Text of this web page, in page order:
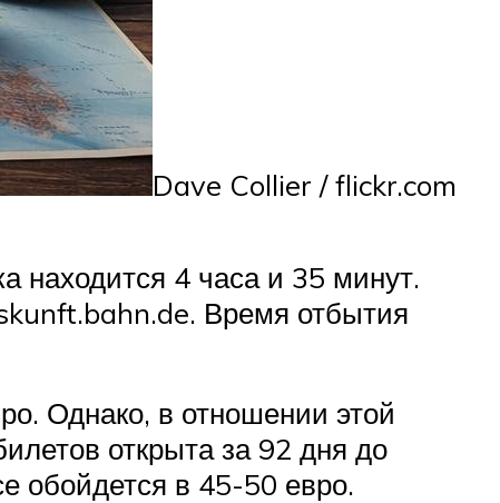
Dave Collier / flickr.com
находится 4 часа и 35 минут.
Время отбытия
Однако, в отношении этой
открыта за 92 дня до
обойдется в 45-50 евро.